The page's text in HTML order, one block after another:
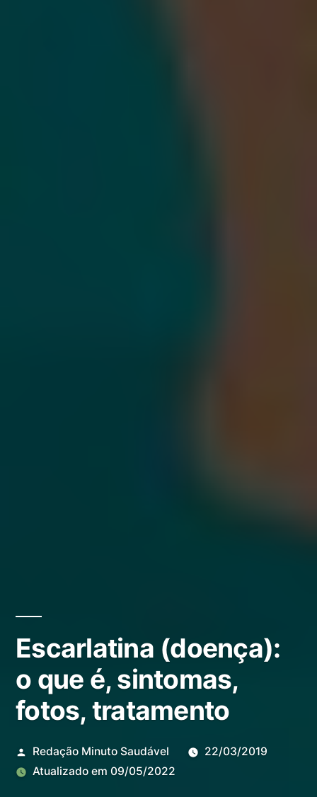
Escarlatina (doença):
o que é, sintomas,
fotos, tratamento
Redação Minuto Saudável
22/03/2019
Atualizado em 09/05/2022